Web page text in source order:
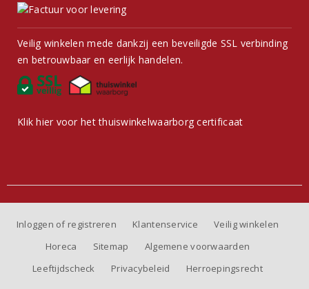
Veilig winkelen mede dankzij een beveiligde SSL verbinding
en betrouwbaar en eerlijk handelen.
Klik hier voor het thuiswinkelwaarborg certificaat
Inloggen of registreren Klantenservice
Veilig winkelen
Horeca
Sitemap
Algemene voorwaarden
Leeftijdscheck
Privacybeleid Herroepingsrecht